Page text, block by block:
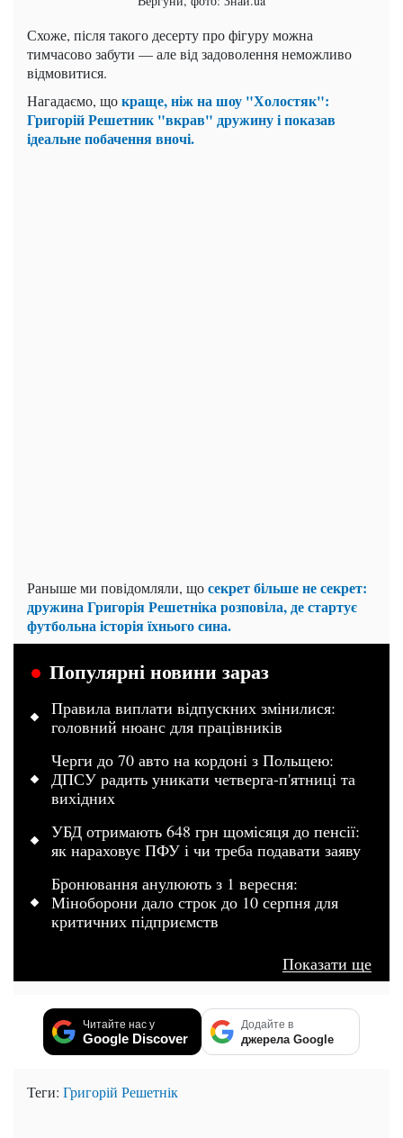
Схоже, після такого десерту про фігуру можна
тимчасово забути — але від задоволення неможливо
відмовитися.
Нагадаємо, щокраще, ніж на шоу "Холостяк":
Григорій Решетник "вкрав" дружину і показав
ідеальне побачення вночі.
Раныше ми повідомляли, щосекрет більше не секрет:
дружина Григорія Решетніка розповіла, де стартує
футбольна історія їхнього сина.
Популярні новини зараз
Правила виплати відпускних змінилися:
головний нюанс для працівників
Черги до 70 авто на кордоні з Польщею:
ДПСУ радить уникати четверга-п'ятниці та
вихідних
УБД отримають 648 грн щомісяця до пенсії:
як нараховує ПФУ і чи треба подавати заяву
Бронювання анулюють з 1 вересня:
Міноборони дало строк до 10 серпня для
критичних підприємств
Показати ще
Читайте нас у
Google Discover
Додайте в
джерела Google
Теги: Григорій Решетнік